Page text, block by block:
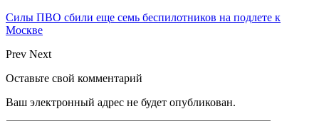
Силы ПВО сбили еще семь беспилотников на подлете к
Москве
Prev Next
Оставьте свой комментарий
Ваш электронный адрес не будет опубликован.